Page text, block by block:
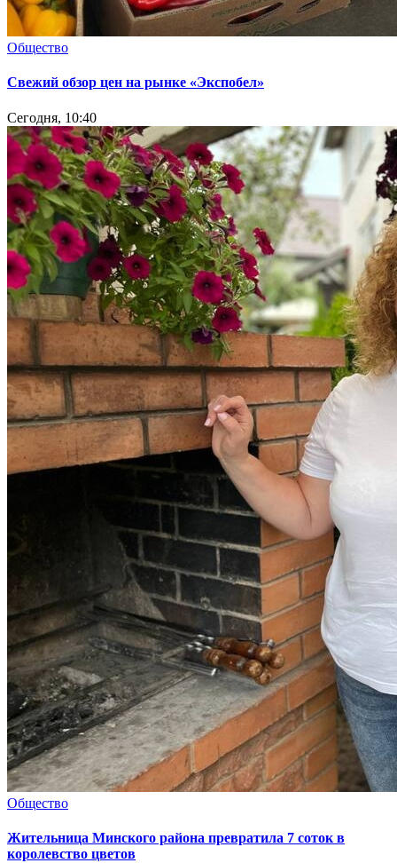
Общество
Свежий обзор цен на рынке «Экспобел»
Сегодня, 10:40
Общество
Жительница Минского района превратила 7 соток в
королевство цветов